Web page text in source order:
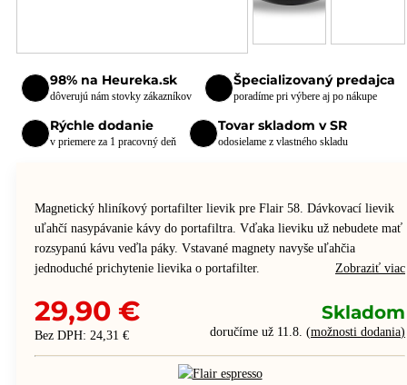
98% na Heureka.sk
dôverujú nám stovky zákazníkov
Špecializovaný predajca
poradíme pri výbere aj po nákupe
Rýchle dodanie
v priemere za 1 pracovný deň
Tovar skladom v SR
odosielame z vlastného skladu
Magnetický hliníkový portafilter lievik pre Flair 58. Dávkovací lievik
uľahčí nasypávanie kávy do portafiltra. Vďaka lieviku už nebudete mať
rozsypanú kávu veďla páky. Vstavané magnety navyše uľahčia
jednoduché prichytenie lievika o portafilter.
Zobraziť viac
29,90 €
Bez DPH: 24,31 €
Skladom
doručíme už 11.8. (možnosti dodania)